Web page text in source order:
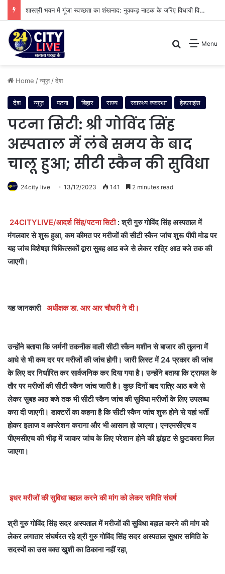
शास्त्री भवन में गूंजा स्वच्छता का शंखनाद: नुक्कड़ नाटक के जरिए विधायी विभाग ने पेश की मिसाल
Menu
Search for
Home /न्यूज़ /देश
देश न्यूज़ पटना बिहार राज्य स्वास्थ्य व्यवस्था हेडलाइंस
पटना सिटी: श्री गोविंद सिंह
अस्पताल में लंबे समय के बाद
चालू हुआ; सीटी स्कैन की सुविधा
24city live 13/12/2023 141 2 minutes read
24CITYLIVE/आदर्श सिंह/पटना सिटी : श्री गुरु गोविंद सिंह अस्पताल में
मंगलवार से शुरू हुआ, कम कीमत पर मरीजों की सीटी स्कैन जांच शुरू पीपी मोड पर
यह जांच विशेषज्ञ चिकित्सकों द्वारा सुबह आठ बजे से लेकर रात्रि आठ बजे तक की
जाएगी।
यह जानकारी अधीक्षक डा. आर आर चौधरी ने दी।
उन्होंने बताया कि जर्मनी तकनीक वाली सीटी स्कैन मशीन से बाजार की तुलना में
आधे से भी कम दर पर मरीजों की जांच होगी। जारी लिस्ट में 24 प्रकार की जांच
के लिए दर निर्धारित कर सार्वजनिक कर दिया गया है। उन्होंने बताया कि ट्रायल के
तौर पर मरीजों की सीटी स्कैन जांच जारी है। कुछ दिनों बाद रात्रि आठ बजे से
लेकर सुबह आठ बजे तक भी सीटी स्कैन जांच की सुविधा मरीजों के लिए उपलब्ध
करा दी जाएगी। डाक्टरों का कहना है कि सीटी स्कैन जांच शुरू होने से यहां भर्ती
होकर इलाज व आपरेशन कराना और भी आसान हो जाएगा। एनएमसीएच व
पीएमसीएच की भीड़ में जाकर जांच के लिए परेशान होने की झंझट से छुटकारा मिल
जाएगा।
इधर मरीजों की सुविधा बहाल करने की मांग को लेकर समिति संघर्ष
श्री गुरु गोविंद सिंह सदर अस्पताल में मरीजों की सुविधा बहाल करने की मांग को
लेकर लगातार संघर्षरत रहे श्री गुरु गोविंद सिंह सदर अस्पताल सुधार समिति के
सदस्यों का उस वक्त खुशी का ठिकाना नहीं रहा,